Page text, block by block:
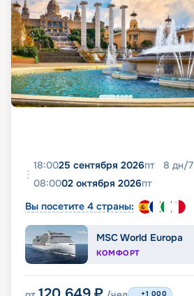
18:0025 сентября 2026пт 8 дн/7
08:0002 октября 2026пт
Вы посетите 4 страны:
MSC World Europa
КОМФОРТ
+1 000